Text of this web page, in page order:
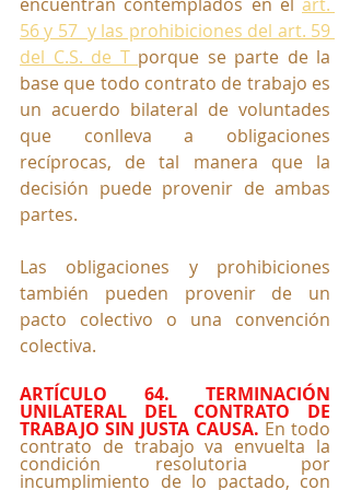
56 y 57  y las prohibiciones del art. 59
del C.S. de T porque se parte de la
base que todo contrato de trabajo es
un acuerdo bilateral de voluntades
que conlleva a obligaciones
recíprocas, de tal manera que la
decisión puede provenir de ambas
partes.
Las obligaciones y prohibiciones
también pueden provenir de un
pacto colectivo o una convención
colectiva.
ARTÍCULO 64. TERMINACIÓN
UNILATERAL DEL CONTRATO DE
TRABAJO SIN JUSTA CAUSA. En todo
contrato de trabajo va envuelta la
condición resolutoria por
incumplimiento de lo pactado, con